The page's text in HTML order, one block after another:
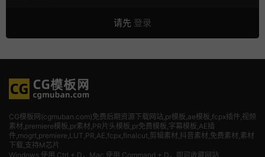
请先 登录
CG模板网(cgmuban.com)免费后期资源下载网站,pr模板,ae模板,fcpx插件,视频
素材 ,premiere模板,pr素材,PR片头模板,pr免费模板,字幕模板,AE插
件,mogrt,premiere,LUT,PR,AE,fcpx,finalcut,剪辑素材,抖音素材,免费素材,素材
下载,支持M芯片
Windows 使用 Ctrl + D，Mac 使用 Command + D，即可收藏网站